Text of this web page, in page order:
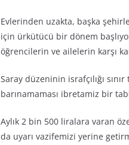
Evlerinden uzakta, başka
için ürkütücü bir dönem
öğrencilerin ve ailelerin karşı
Saray düzeninin israfçılığı
barınamaması ibretamiz bir
Aylık 2 bin 500 liralara varan
da uyarı vazifemizi yerine